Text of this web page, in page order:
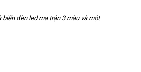
đèn led ma trận 3 màu và một